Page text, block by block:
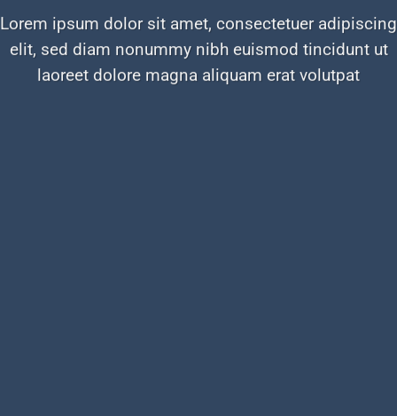
Lorem ipsum dolor sit amet, consectetuer adipiscing
elit, sed diam nonummy nibh euismod tincidunt ut
laoreet dolore magna aliquam erat volutpat